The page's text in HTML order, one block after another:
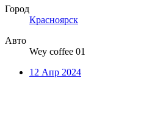
Город
Красноярск
Авто
Wey coffee 01
12 Апр 2024